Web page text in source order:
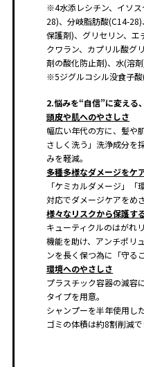
※4水添レシチン、イソ
28)、分岐脂肪酸(C14-
保護剤)、グリセリン、エ
クワラン、カプリル酸グ
剤の酸化防止剤)、水(溶
※5ジグルコシル没食子酸
2.悩みを“自信”に変える
頭皮や肌へのやさしさ
幅広い年代の方に、髪や
さしく洗う」洗浄成分を
みを軽減。
多種多様なダメージをケ
「ケミカルダメージ」
対応でダメージケアをめざ
様々なリスクから保護す
キューティクルのはがれ
機能を助け、アンチポリ
ンを長く保つ為に「守る
環境へのやさしさ
プラスチック容器の減容
タイプを用意。
シャンプーを半年使用し
ゴミの体積は約8割削減